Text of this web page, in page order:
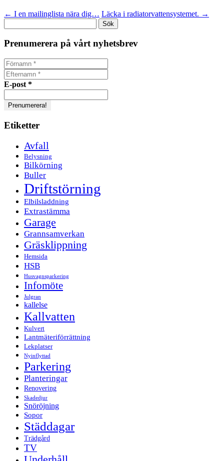
← I en mailinglista nära dig… Läcka i radiatorvattensystemet. →
efter:
Prenumerera på vårt nyhetsbrev
E-post *
Etiketter
Avfall
Belysning
Bilkörning
Buller
Driftstörning
Elbilsladdning
Extrastämma
Garage
Grannsamverkan
Gräsklippning
Hemsida
HSB
Husvagnsparkering
Infomöte
Julgran
kallelse
Kallvatten
Kulvert
Lantmäteriförrättning
Lekplatser
Nyinflyttad
Parkering
Planteringar
Renovering
Skadedjur
Snöröjning
Sopor
Städdagar
Trädgård
TV